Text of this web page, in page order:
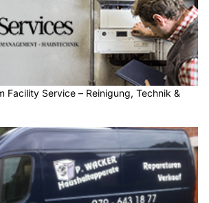
Facility Service – Reinigung, Technik &